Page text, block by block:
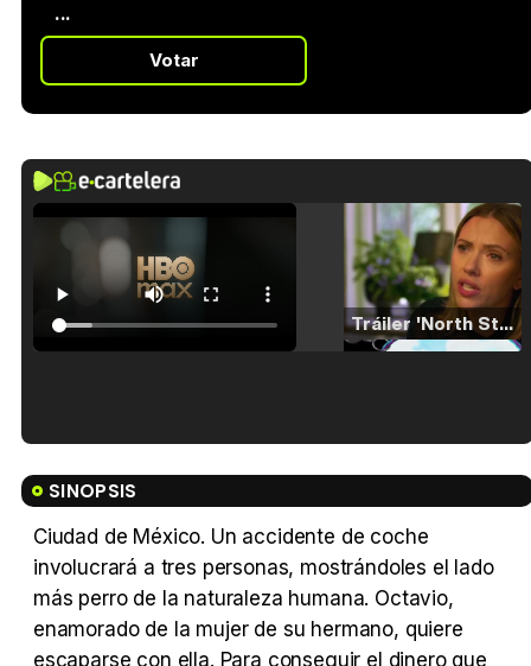
...
Votar
Tráiler 'North Star' (2023)
SINOPSIS
Ciudad de México. Un accidente de coche
involucrará a tres personas, mostrándoles el lado
más perro de la naturaleza humana. Octavio,
enamorado de la mujer de su hermano, quiere
escaparse con ella. Para conseguir el dinero que